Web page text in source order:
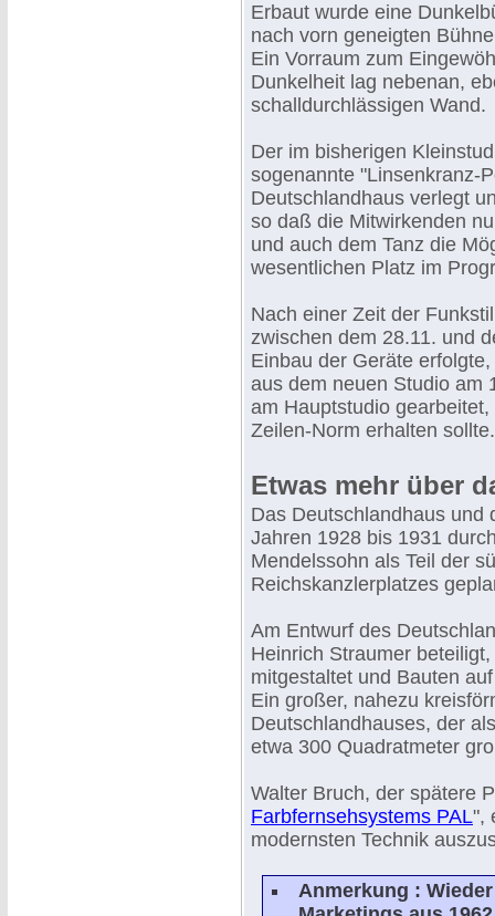
Erbaut wurde eine
nach vorn geneigten
Ein Vorraum zum
Dunkelheit lag nebenan,
schalldurchlässigen Wand.
Der im bisherigen
sogenannte "Linsenkranz-
Deutschlandhaus verlegt
so daß die Mitwirkenden
und auch dem Tanz die
wesentlichen Platz im
Nach einer Zeit der
zwischen dem 28.11. und
Einbau der Geräte
aus dem neuen Studio am
am Hauptstudio
Zeilen-Norm erhalten sollte.
Etwas mehr über
Das Deutschlandhaus und
Jahren 1928 bis 1931
Mendelssohn als Teil der
Reichskanzlerplatzes
Am Entwurf des
Heinrich Straumer
mitgestaltet und Bauten
Ein großer, nahezu
Deutschlandhauses, der
etwa 300 Quadratmeter
Walter Bruch, der spätere
Farbfernsehsystems PAL",
modernsten Technik
Anmerkung :